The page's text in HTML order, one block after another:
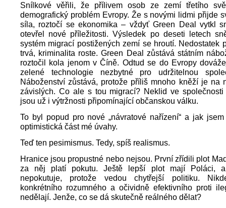
Snílkové věřili, že přílivem osob ze zemí třetího
demografický problém Evropy. Že s novými lidmi přijde
síla, roztočí se ekonomika – vždyť Green Deal vytkl
otevřel nové příležitosti. Výsledek po deseti letech
systém migrací postižených zemí se hroutí. Nedostatek
trvá, kriminalita roste. Green Deal zůstává státním
roztočil kola jenom v Číně. Odtud se do Evropy
zelené technologie nezbytné pro udržitelnou
Náboženství zůstává, protože příliš mnoho kněží je na
závislých. Co ale s tou migrací? Neklid ve společnosti
jsou už i výtržnosti připomínající občanskou válku.
To byl popud pro nové „návratové nařízení“ a jak
optimistická část mé úvahy.
Teď ten pesimismus. Tedy, spíš realismus.
Hranice jsou propustné nebo nejsou. První zřídili plot
za něj platí pokutu. Ještě lepší plot mají Poláci,
nepokutuje, protože vedou chytřejší politiku.
konkrétního rozumného a očividně efektivního proti
nedělají. Jenže, co se dá skutečně reálného dělat?